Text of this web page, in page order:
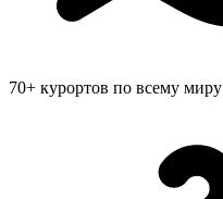
70+ курортов по всему миру